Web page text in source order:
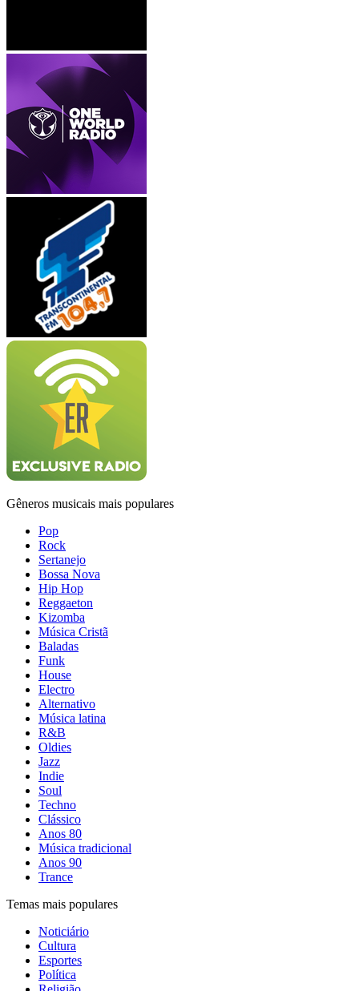
Gêneros musicais mais populares
Pop
Rock
Sertanejo
Bossa Nova
Hip Hop
Reggaeton
Kizomba
Música Cristã
Baladas
Funk
House
Electro
Alternativo
Música latina
R&B
Oldies
Jazz
Indie
Soul
Techno
Clássico
Anos 80
Música tradicional
Anos 90
Trance
Temas mais populares
Noticiário
Cultura
Esportes
Política